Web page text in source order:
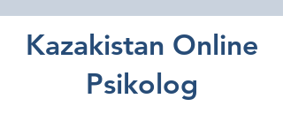
Kazakistan Online
Psikolog